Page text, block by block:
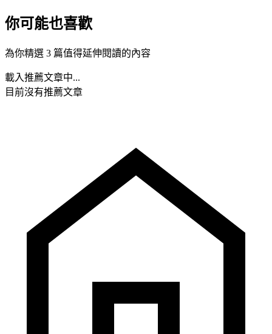
你可能也喜歡
為你精選 3 篇值得延伸閱讀的內容
載入推薦文章中...
目前沒有推薦文章